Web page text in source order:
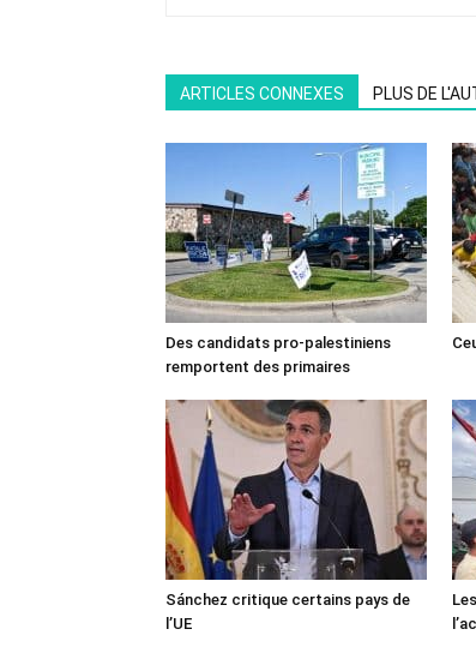
ARTICLES CONNEXES PLUS DE
Des candidats pro-palestiniens
remportent des primaires
Sánchez critique certains pays de
l’UE